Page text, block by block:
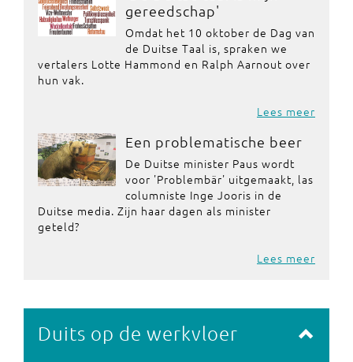
gereedschap'
Omdat het 10 oktober de Dag van
de Duitse Taal is, spraken we
vertalers Lotte Hammond en Ralph Aarnout over
hun vak.
Lees meer
Een problematische beer
De Duitse minister Paus wordt
voor 'Problembär' uitgemaakt, las
columniste Inge Jooris in de
Duitse media. Zijn haar dagen als minister
geteld?
Lees meer
Duits op de werkvloer